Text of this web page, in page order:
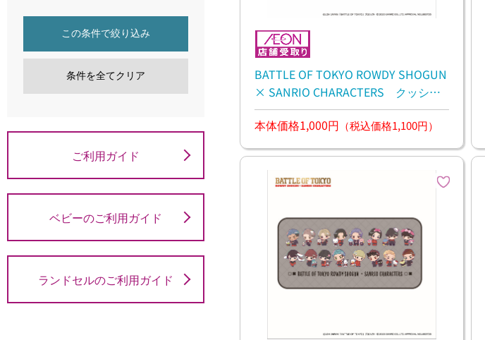
この条件で絞り込み
条件を全てクリア
ご利用ガイド
ベビーのご利用ガイド
ランドセルのご利用ガイド
BATTLE OF TOKYO ROWDY SHOGUN
× SANRIO CHARACTERS クッショ
ン
本体価格1,000円 （税込価格1,100円）